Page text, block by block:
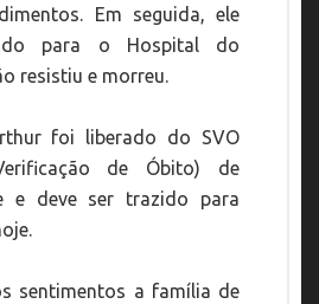
Em seguida, ele
para o Hospital do
resistiu e morreu.
foi liberado do SVO
de Óbito) de
e deve ser trazido para
sentimentos a família de